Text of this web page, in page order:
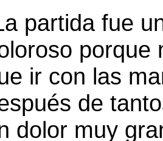
partida fue
porque
ir con las
de
dolor muy